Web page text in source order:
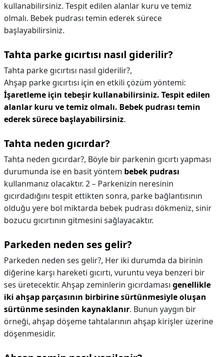
kullanabilirsiniz. Tespit edilen alanlar kuru ve temiz
olmalı. Bebek pudrası temin ederek sürece
başlayabilirsiniz.
Tahta parke gıcırtısı nasıl giderilir?
Tahta parke gıcırtısı nasıl giderilir?,
Ahşap parke gıcırtısı için en etkili çözüm yöntemi:
İşaretleme için tebeşir kullanabilirsiniz. Tespit edilen
alanlar kuru ve temiz olmalı. Bebek pudrası temin
ederek sürece başlayabilirsiniz.
Tahta neden gıcırdar?
Tahta neden gıcırdar?, Böyle bir parkenin gıcırtı yapması
durumunda ise en basit yöntem bebek pudrası
kullanmanız olacaktır. 2 – Parkenizin neresinin
gıcırdadığını tespit ettikten sonra, parke bağlantısının
olduğu yere bol miktarda bebek pudrası dökmeniz, sinir
bozucu gıcırtının gitmesini sağlayacaktır.
Parkeden neden ses gelir?
Parkeden neden ses gelir?, Her iki durumda da birinin
diğerine karşı hareketi gıcırtı, vuruntu veya benzeri bir
ses üretecektir. Ahşap zeminlerin gıcırdaması genellikle
iki ahşap parçasının birbirine sürtünmesiyle oluşan
sürtünme sesinden kaynaklanır. Bunun yaygın bir
örneği, ahşap döşeme tahtalarının ahşap kirişler üzerine
döşenmesidir.